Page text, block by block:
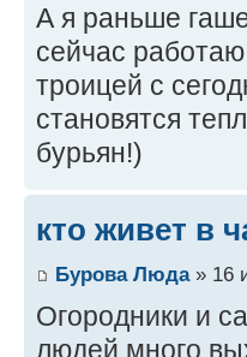
А я раньше
сейчас
троицей с
становятся
бурьян!)
кто живет в
Бурова Люда» 16
Огородники и
людей много